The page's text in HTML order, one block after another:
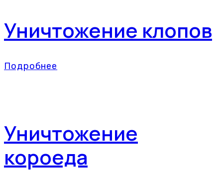
Уничтожение клопов
Подробнее
Уничтожение
короеда